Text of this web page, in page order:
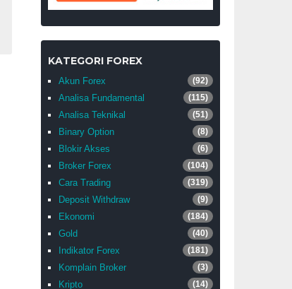
KATEGORI FOREX
Akun Forex (92)
Analisa Fundamental (115)
Analisa Teknikal (51)
Binary Option (8)
Blokir Akses (6)
Broker Forex (104)
Cara Trading (319)
Deposit Withdraw (9)
Ekonomi (184)
Gold (40)
Indikator Forex (181)
Komplain Broker (3)
Kripto (14)